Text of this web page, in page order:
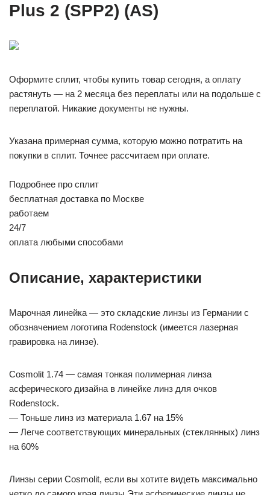
Plus 2 (SPP2) (AS)
Оформите сплит, чтобы купить товар сегодня, а оплату
растянуть — на 2 месяца без переплаты или на подольше с
переплатой. Никакие документы не нужны.
Указана примерная сумма, которую можно потратить на
покупки в сплит. Точнее рассчитаем при оплате.
Подробнее про сплит
бесплатная доставка по Москве
работаем
24/7
оплата любыми способами
Описание, характеристики
Марочная линейка — это складские линзы из Германии с
обозначением логотипа Rodenstock (имеется лазерная
гравировка на линзе).
Cosmolit 1.74 — самая тонкая полимерная линза
асферического дизайна в линейке линз для очков
Rodenstock.
— Тоньше линз из материала 1.67 на 15%
— Легче соответствующих минеральных (стеклянных) линз
на 60%
Линзы серии Cosmolit, если вы хотите видеть максимально